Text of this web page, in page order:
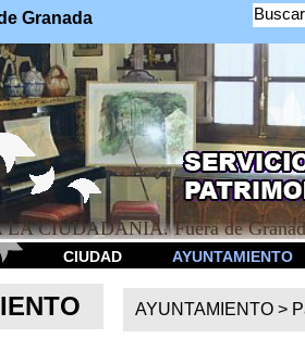
Granada Buscar
CIUDADANÍA. Fuera de
CIUDAD AYUNTAMIENTO
AYUNTAMIENTO >